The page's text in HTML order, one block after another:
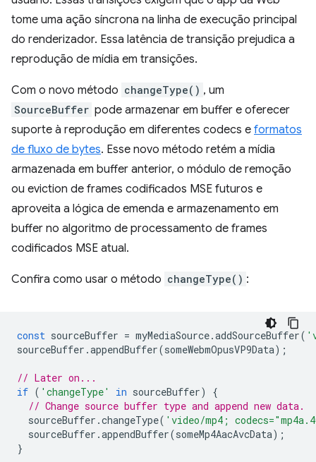
tome uma ação síncrona na linha de execução principal
do renderizador. Essa latência de transição prejudica a
reprodução de mídia em transições.
Com o novo método changeType() , um
SourceBuffer pode armazenar em buffer e oferecer
suporte à reprodução em diferentes codecs e formatos
de fluxo de bytes. Esse novo método retém a mídia
armazenada em buffer anterior, o módulo de remoção
ou eviction de frames codificados MSE futuros e
aproveita a lógica de emenda e armazenamento em
buffer no algoritmo de processamento de frames
codificados MSE atual.
Confira como usar o método changeType() :
const sourceBuffer = myMediaSource.addSourceBuffer(
sourceBuffer .appendBuffer(someWebmOpusVP9Data);
// Later on...
if ( 'changeType' in sourceBuffer)
{
// Change source buffer type and append new data.
sourceBuffer .changeType( 'video/mp4;
sourceBuffer .appendBuffer(someMp4AacAvcData);
}